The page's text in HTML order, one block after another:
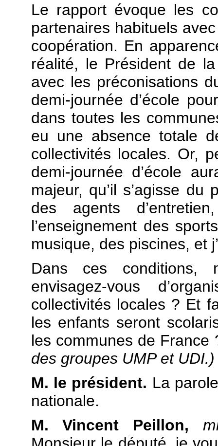
Le rapport évoque les
partenaires habituels
coopération. En
réalité, le Président de
avec les préconisations
demi-journée d’école
dans toutes les
eu une absence totale
collectivités locales. Or,
demi-journée d’école
majeur, qu’il s’agisse
des agents
l’enseignement des
musique, des piscines, et
Dans ces conditions,
envisagez-vous
collectivités locales ? Et
les enfants seront
les communes de France
des groupes UMP et UDI.)
M. le président. La
nationale.
M. Vincent Peillon,